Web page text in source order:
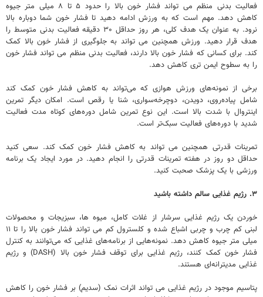
فعالیت بدنی منظم می تواند فشار خون بالا را حدود ۵ تا ۸ میلی متر جیوه
کاهش دهد. مهم است که به ورزش ادامه دهید تا فشار خون شما دوباره بالا
نرود. به عنوان یک هدف کلی، هر روز حداقل ۳۰ دقیقه فعالیت بدنی متوسط را
هدف قرار دهید. ورزش همچنین می تواند به جلوگیری از فشار خون بالا کمک
کند. برای کسانی که فشار خون بالا دارند، فعالیت بدنی منظم می تواند فشار خون
را به سطوح ایمن تری کاهش دهد.
برخی از نمونه‌های ورزش هوازی که می‌تواند به کاهش فشار خون کمک کند
شامل پیاده‌روی، دویدن، دوچرخه‌سواری، شنا یا رقص است. امکان دیگر تمرین
اینتروال با شدت بالا است. این نوع تمرین شامل دوره‌های کوتاه مدت فعالیت
شدید با دوره‌های فعالیت سبک‌تر است.
تمرینات قدرتی همچنین می تواند به کاهش فشار خون کمک کند. سعی کنید
حداقل دو روز در هفته تمرینات قدرتی را انجام دهید. در مورد ایجاد یک برنامه
ورزشی با یک پزشک صحبت کنید.
۳. رژیم غذایی سالم داشته باشید
خوردن یک رژیم غذایی سرشار از غلات کامل، میوه ها، سبزیجات و محصولات
لبنی کم چرب و چربی اشباع شده و کلسترول کم می تواند فشار خون بالا را تا ۱۱
میلی متر جیوه کاهش دهد. نمونه‌هایی از برنامه‌های غذایی که می‌توانند به کنترل
فشار خون کمک کنند، رژیم غذایی برای توقف فشار خون بالا (DASH) و رژیم
غذایی مدیترانه‌ای هستند.
پتاسیم موجود در رژیم غذایی می تواند اثرات نمک (سدیم) بر فشار خون را کاهش